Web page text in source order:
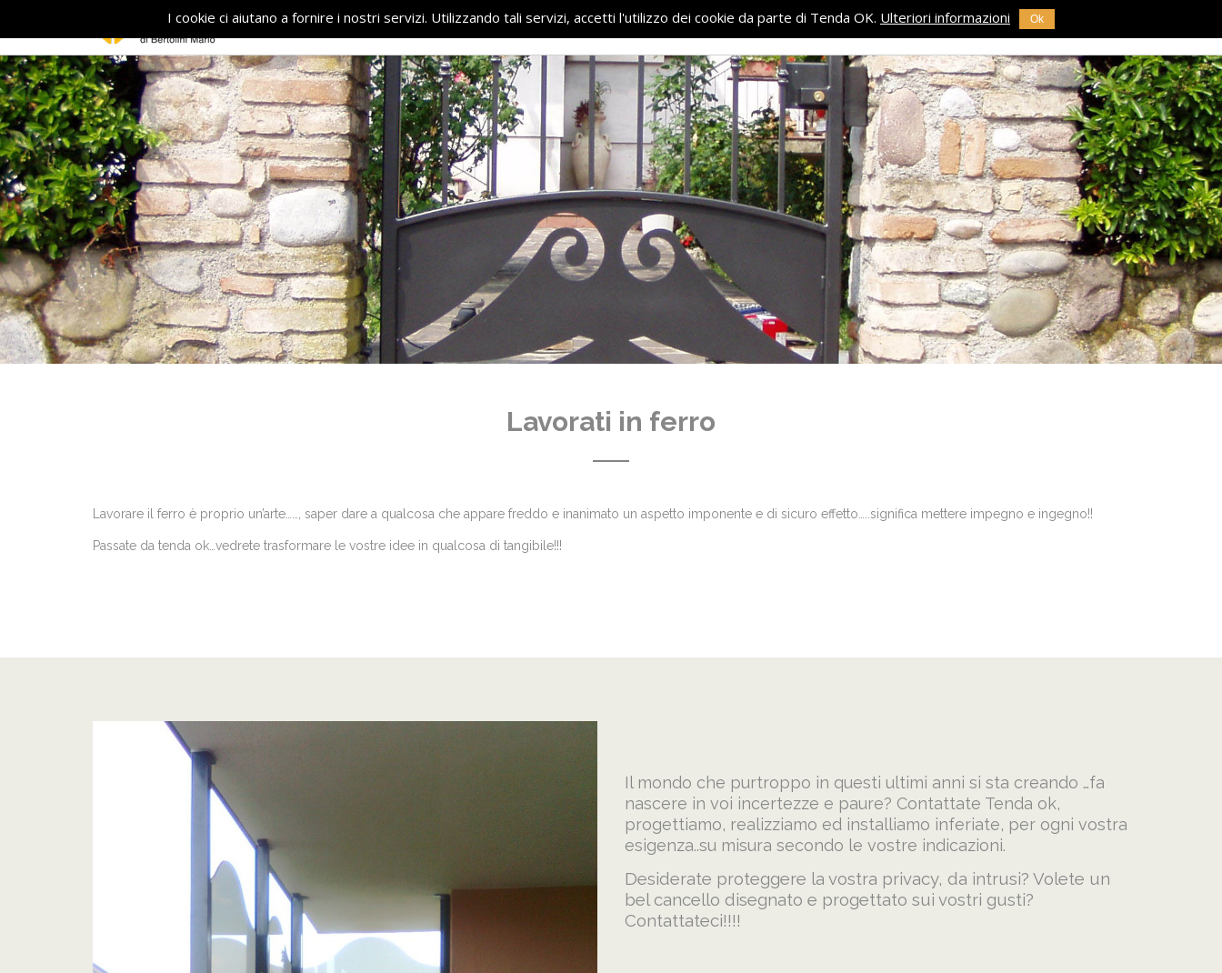
HOME CHI SIAMO PRODOTTI REFERENZE NEWS
Lavorati in ferro
Lavorare il ferro è proprio un’arte……, saper dare a qualcosa che appare freddo e inanimato un aspetto imponente e di sicuro effetto…..significa mettere impegno e ingegno!!
Passate da tenda ok…vedrete trasformare le vostre idee in qualcosa di tangibile!!!
Il mondo che purtroppo in questi ultimi anni si sta creando …fa
nascere in voi incertezze e paure? Contattate Tenda ok,
progettiamo, realizziamo ed installiamo inferiate, per ogni vostra
esigenza..su misura secondo le vostre indicazioni.
Desiderate proteggere la vostra privacy, da intrusi? Volete un
bel cancello disegnato e progettato sui vostri gusti?
Contattateci!!!!
I cookie ci aiutano a fornire i nostri servizi. Utilizzando tali servizi, accetti l'utilizzo dei cookie da parte di Tenda OK. Ulteriori informazioni Ok